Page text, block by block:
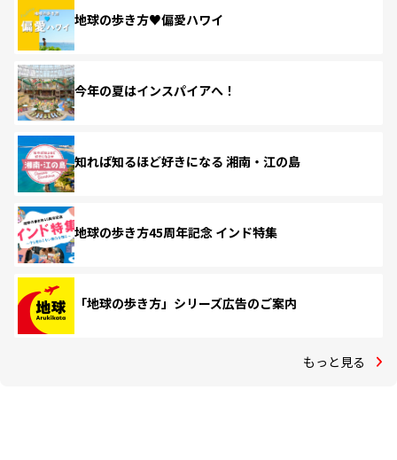
地球の歩き方♥偏愛ハワイ
今年の夏はインスパイアへ！
知れば知るほど好きになる 湘南・江の島
地球の歩き方45周年記念 インド特集
「地球の歩き方」シリーズ広告のご案内
もっと見る